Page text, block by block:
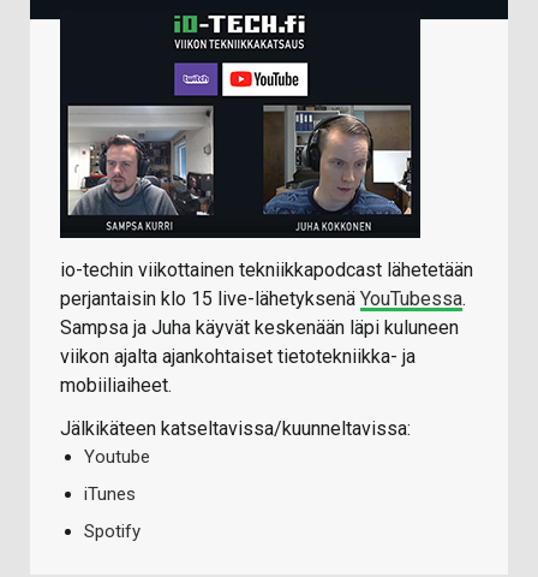
io-techin viikottainen tekniikkapodcast lähetetään
perjantaisin klo 15 live-lähetyksenä YouTubessa.
Sampsa ja Juha käyvät keskenään läpi kuluneen
viikon ajalta ajankohtaiset tietotekniikka- ja
mobiiliaiheet.
Jälkikäteen katseltavissa/kuunneltavissa:
Youtube
iTunes
Spotify